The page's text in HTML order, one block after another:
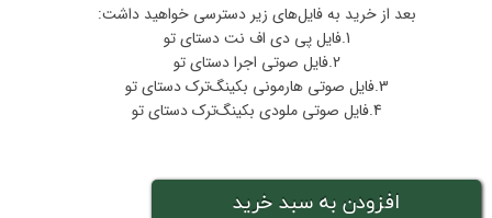
بعد از خرید به فایل‌های زیر دسترسی خواهید داشت:
1.فایل پی دی اف نت دستای تو
2.فایل صوتی اجرا دستای تو
3.فایل صوتی هارمونی بکینگ‌ترک دستای تو
4.فایل صوتی ملودی بکینگ‌ترک دستای تو
افزودن به سبد خرید